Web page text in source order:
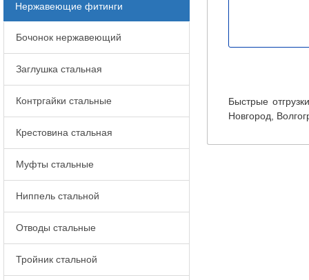
Быстрые
Новгород,
Нержавеющие фитинги
Бочонок нержавеющий
Заглушка стальная
Контргайки стальные
Крестовина стальная
Муфты стальные
Ниппель стальной
Отводы стальные
Тройник стальной